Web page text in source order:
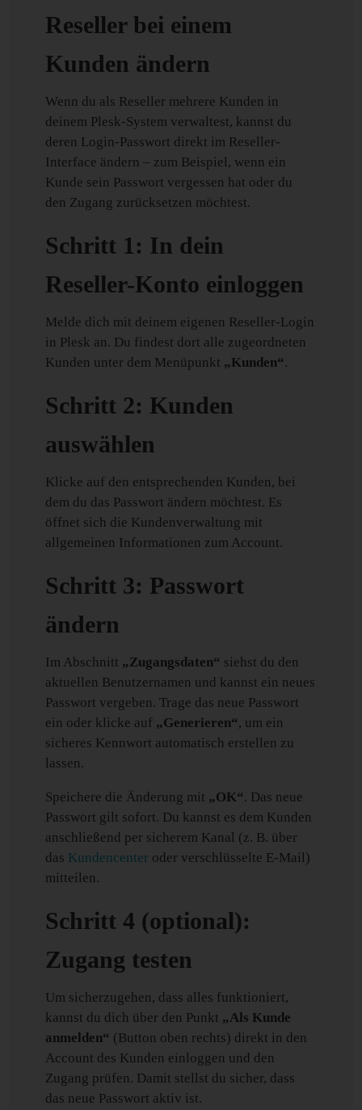
Reseller bei einem
Kunden ändern
Wenn du als Reseller mehrere Kunden in
deinem Plesk-System verwaltest, kannst du
deren Login-Passwort direkt im Reseller-
Interface ändern – zum Beispiel, wenn ein
Kunde sein Passwort vergessen hat oder du
den Zugang zurücksetzen möchtest.
Schritt 1: In dein
Reseller-Konto einloggen
Melde dich mit deinem eigenen Reseller-Login
in Plesk an. Du findest dort alle zugeordneten
Kunden unter dem Menüpunkt „Kunden“.
Schritt 2: Kunden
auswählen
Klicke auf den entsprechenden Kunden, bei
dem du das Passwort ändern möchtest. Es
öffnet sich die Kundenverwaltung mit
allgemeinen Informationen zum Account.
Schritt 3: Passwort
ändern
Im Abschnitt „Zugangsdaten“ siehst du den
aktuellen Benutzernamen und kannst ein neues
Passwort vergeben. Trage das neue Passwort
ein oder klicke auf „Generieren“, um ein
sicheres Kennwort automatisch erstellen zu
lassen.
Speichere die Änderung mit „OK“. Das neue
Passwort gilt sofort. Du kannst es dem Kunden
anschließend per sicherem Kanal (z. B. über
das Kundencenter oder verschlüsselte E-Mail)
mitteilen.
Schritt 4 (optional):
Zugang testen
Um sicherzugehen, dass alles funktioniert,
kannst du dich über den Punkt „Als Kunde
anmelden“ (Button oben rechts) direkt in den
Account des Kunden einloggen und den
Zugang prüfen. Damit stellst du sicher, dass
das neue Passwort aktiv ist.